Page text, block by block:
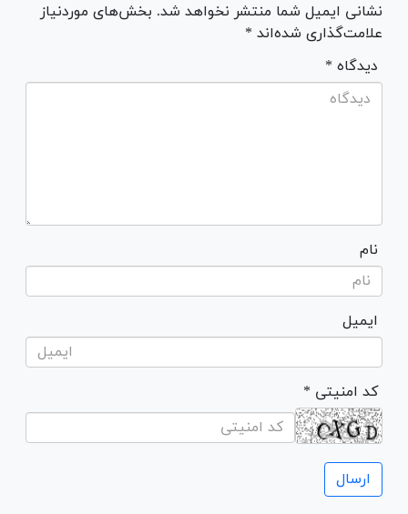
نشانی ایمیل شما منتشر نخواهد شد. بخش‌های موردنیاز
علامت‌گذاری شده‌اند *
* دیدگاه
نام
ایمیل
* کد امنیتی